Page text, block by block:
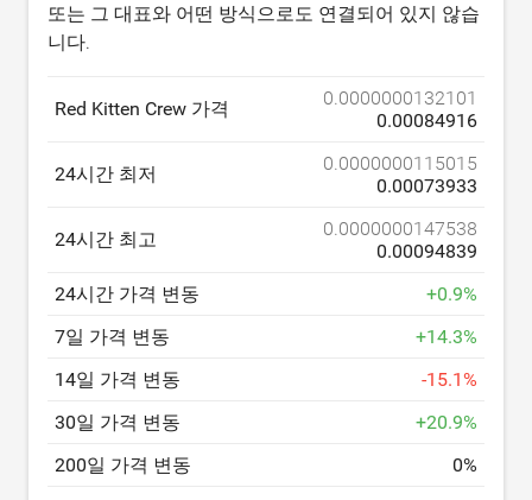
또는 그 대표와 어떤 방식으로도 연결되어 있지 않습
니다.
Red Kitten Crew 가격
0.0000000132101
0.00084916
24시간 최저
0.0000000115015
0.00073933
24시간 최고
0.0000000147538
0.00094839
24시간 가격 변동
+0.9%
7일 가격 변동
+14.3%
14일 가격 변동
-15.1%
30일 가격 변동
+20.9%
200일 가격 변동
0%